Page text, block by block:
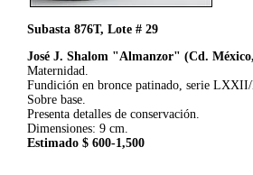
Subasta 876T, Lote # 29
José J. Shalom "Almanzor" (Cd.
Maternidad.
Fundición en bronce patinado, serie
Sobre base.
Presenta detalles de conservación.
Dimensiones: 9 cm.
Estimado $ 600-1,500